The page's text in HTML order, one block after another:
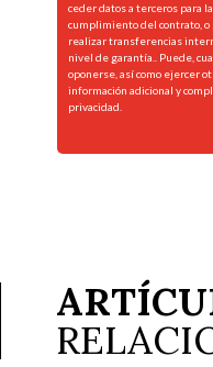
ceder datos a terceros para
cumplimiento del contrato, o
realizar transferencias
nivel de garantía.. Puede,
oponerse, así como ejercer
información adicional y
privacidad.